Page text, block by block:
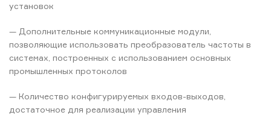
установок
— Дополнительные коммуникационные модули,
позволяющие использовать преобразователь частоты в
системах, построенных с использованием основных
промышленных протоколов
— Количество конфигурируемых входов-выходов,
достаточное для реализации управления